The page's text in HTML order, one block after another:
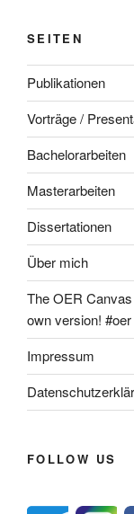
SEITEN
Publikationen
Vorträge /
Bachelorarbeiten
Masterarbeiten
Dissertationen
Über mich
The OER
own version!
Impressum
FOLLOW US